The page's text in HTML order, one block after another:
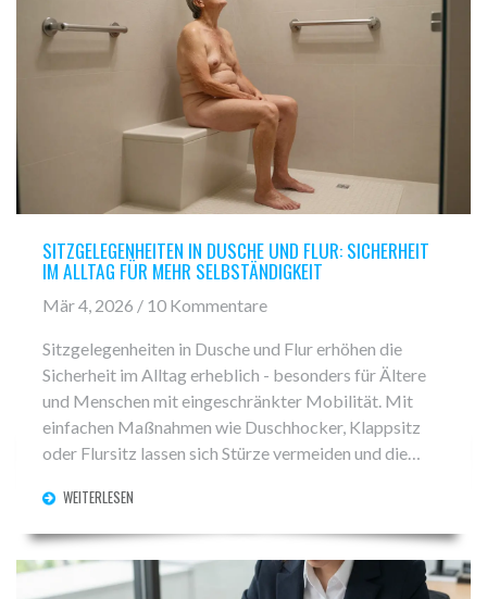
SITZGELEGENHEITEN IN DUSCHE UND FLUR: SICHERHEIT
IM ALLTAG FÜR MEHR SELBSTÄNDIGKEIT
Mär 4, 2026 / 10 Kommentare
Sitzgelegenheiten in Dusche und Flur erhöhen die
Sicherheit im Alltag erheblich - besonders für Ältere
und Menschen mit eingeschränkter Mobilität. Mit
einfachen Maßnahmen wie Duschhocker, Klappsitz
oder Flursitz lassen sich Stürze vermeiden und die
WEITERLESEN